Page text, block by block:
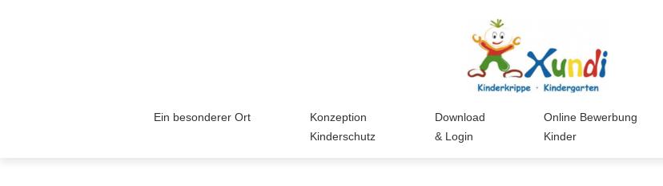
Ein besonderer Ort
Konzeption
Kinderschutz
Download
& Login
Online Bewerbung
Kinder